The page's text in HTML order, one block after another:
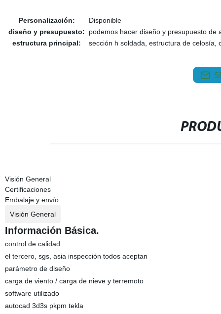
Personalización:
Disponible
diseño y presupuesto:
podemos hacer diseño y presupuesto de
estructura principal:
sección h soldada, estructura de celosía,
Visión General
Certificaciones
Embalaje y envío
Visión General
Información Básica.
control de calidad
el tercero, sgs, asia inspección todos aceptan
parámetro de diseño
carga de viento / carga de nieve y terremoto
software utilizado
autocad 3d3s pkpm tekla